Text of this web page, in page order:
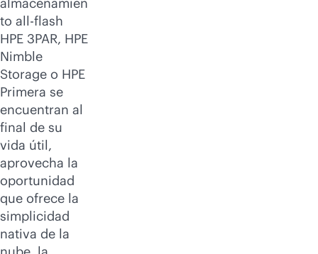
to all-flash
HPE 3PAR, HPE
Nimble
Storage o HPE
Primera se
encuentran al
final de su
vida útil,
aprovecha la
oportunidad
que ofrece la
simplicidad
nativa de la